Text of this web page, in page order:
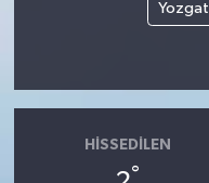
Yozgat
HISSEDILEN
°